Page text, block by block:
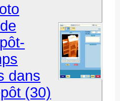
dans
(30)